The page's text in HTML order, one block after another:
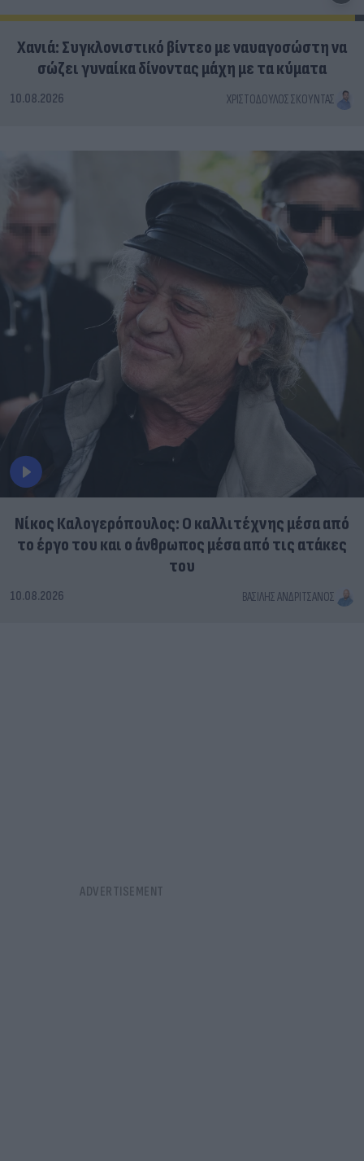
Χανιά: Συγκλονιστικό βίντεο με ναυαγοσώστη να
σώζει γυναίκα δίνοντας μάχη με τα κύματα
10.08.2026 ΧΡΙΣΤΌΔΟΥΛΟΣ ΣΚΟΎΝΤΑΣ
Νίκος Καλογερόπουλος: Ο καλλιτέχνης μέσα από
το έργο του και ο άνθρωπος μέσα από τις ατάκες
του
10.08.2026 ΒΑΣΊΛΗΣ ΑΝΔΡΙΤΣΆΝΟΣ